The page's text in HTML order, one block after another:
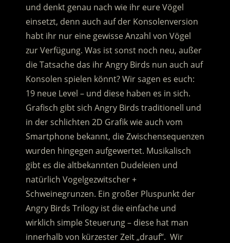
und denkt genau nach wie ihr eure Vögel
einsetzt, denn auch auf der Konsolenversion
habt ihr nur eine gewisse Anzahl von Vögel
zur Verfügung. Was ist sonst noch neu, außer
die Tatsache das ihr Angry Birds nun auch auf
Konsolen spielen könnt? Wir sagen es euch:
19 neue Level – und diese haben es in sich.
Grafisch gibt sich Angry Birds traditionell und
in der schlichten 2D Grafik wie auch vom
Smartphone bekannt, die Zwischensequenzen
wurden hingegen aufgewertet. Musikalisch
gibt es die altbekannten Dudeleien und
natürlich Vogelgezwitscher +
Schweinegrunzen. Ein großer Pluspunkt der
Angry Birds Trilogy ist die einfache und
wirklich simple Steuerung – diese hat man
innerhalb von kürzester Zeit „drauf“. Wir